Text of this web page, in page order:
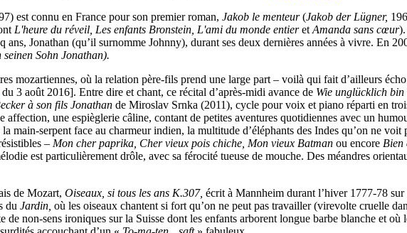
est connu en France pour son premier roman, Jakob le menteur(Jakob der Lügner,
L'heure du réveil, Les enfants Bronstein, L'ami du monde entieret Amanda sans cœur
Jonathan (qu’il surnomme Johnny), durant ses deux dernières années à vivre. En
Sohn Jonathan).
mozartiennes, où la relation père-fils prend une large part – voilà qui fait d’ailleurs
du 3 août 2016]. Entre dire et chant, ce récital d’après-midi avance de Wie unglücklich
à son fils Jonathan de Miroslav Srnka (2011), cycle pour voix et piano réparti en
une espièglerie câline, contant de petites aventures quotidiennes avec un
main-serpent face au charmeur indien, la multitude d’éléphants des Indes qu’on ne
– Mon cher paprika, Cher vieux pois chiche, Mon vieux Batman ou encore Bien
est particulièrement drôle, avec sa férocité tueuse de mouche. Des méandres
de Mozart, Oiseaux, si tous les ans K.307, écrit à Mannheim durant l’hiver 1777-78
du Jardin, où les oiseaux chantent si fort qu’on ne peut pas travailler (virevolte cruelle
non-sens ironiques sur la Suisse dont les enfants arborent longue barbe blanche et